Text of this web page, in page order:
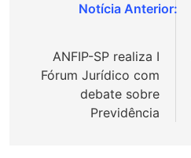
Navegação
Post
ANFIP-SP realiza I
Fórum Jurídico com
debate sobre
Previdência